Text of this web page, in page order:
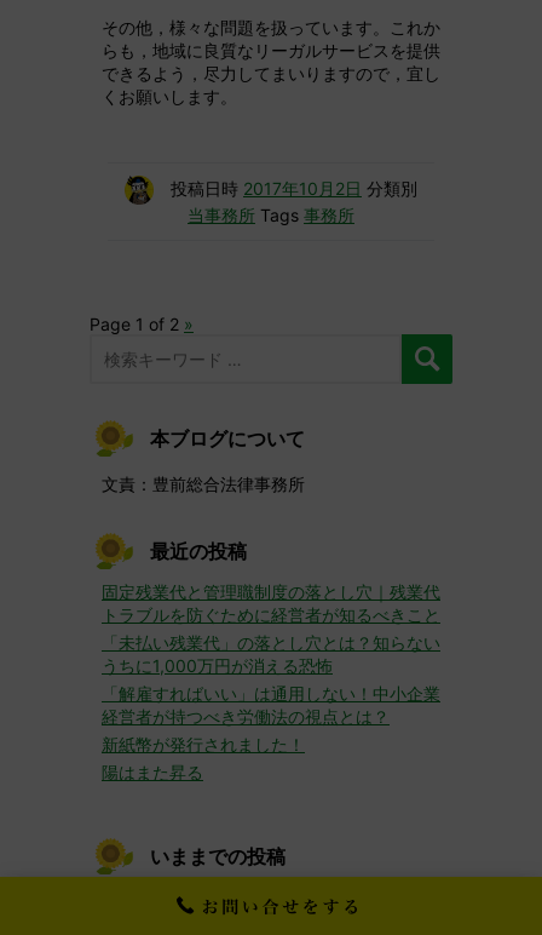
その他，様々な問題を扱っています。これか
らも，地域に良質なリーガルサービスを提供
できるよう，尽力してまいりますので，宜し
くお願いします。
投稿日時 2017年10月2日 分類別
当事務所 Tags 事務所
Page 1 of 2 »
本ブログについて
文責：豊前総合法律事務所
最近の投稿
固定残業代と管理職制度の落とし穴｜残業代
トラブルを防ぐために経営者が知るべきこと
「未払い残業代」の落とし穴とは？知らない
うちに1,000万円が消える恐怖
「解雇すればいい」は通用しない！中小企業
経営者が持つべき労働法の視点とは？
新紙幣が発行されました！
陽はまた昇る
いままでの投稿
2026年
(3)